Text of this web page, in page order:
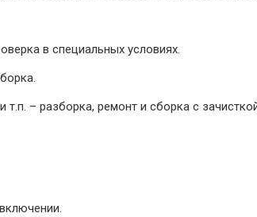
в специальных условиях.
– разборка, ремонт и сборка с